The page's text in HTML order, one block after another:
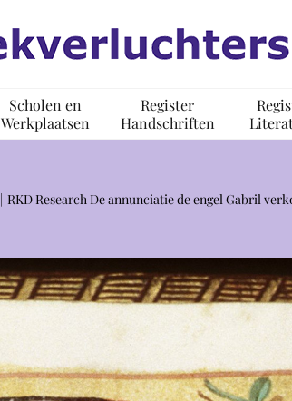
Scholen en
Werkplaatsen
Register
Handschriften
RKD Research De annunciatie de engel Gabril